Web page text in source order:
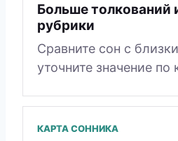
Больше толкований
рубрики
Сравните сон с
уточните значение по
КАРТА СОННИКА